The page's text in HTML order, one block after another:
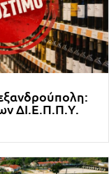
ΔΙ.Ε.Π.Π.Υ.